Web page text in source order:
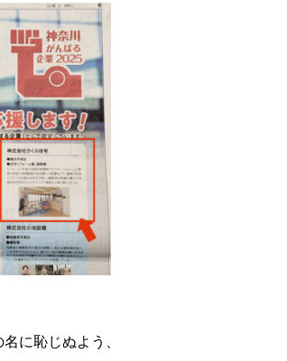
に恥じぬよう、